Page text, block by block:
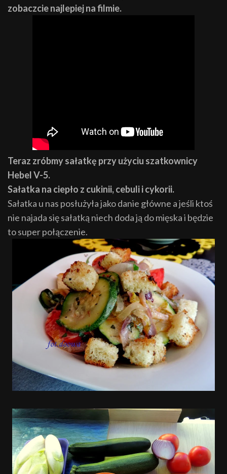
zobaczcie najlepiej na filmie.
Teraz zróbmy sałatkę przy użyciu szatkownicy
Hebel V-5.
Sałatka na ciepło z cukinii, cebuli i cykorii.
Sałatka u nas posłużyła jako danie główne a jeśli ktoś
nie najada się sałatką niech doda ją do mięska i będzie
to super połączenie.